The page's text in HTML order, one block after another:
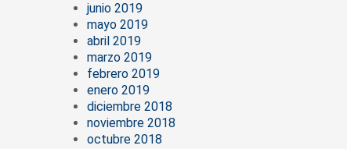
junio 2019
mayo 2019
abril 2019
marzo 2019
febrero 2019
enero 2019
diciembre 2018
noviembre 2018
octubre 2018